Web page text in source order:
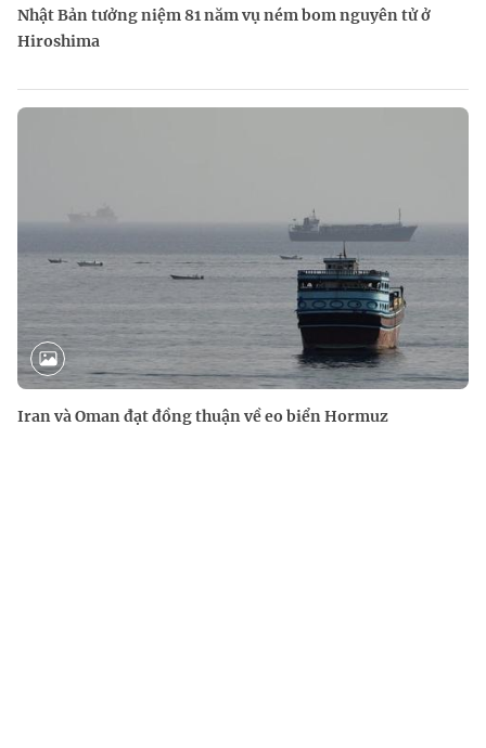
Nhật Bản tưởng niệm 81 năm vụ ném bom nguyên tử ở
Hiroshima
Iran và Oman đạt đồng thuận về eo biển Hormuz